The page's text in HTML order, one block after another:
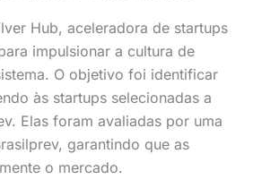
Hub, aceleradora de startups
impulsionar a cultura de
O objetivo foi identificar
às startups selecionadas a
Elas foram avaliadas por uma
garantindo que as
o mercado.